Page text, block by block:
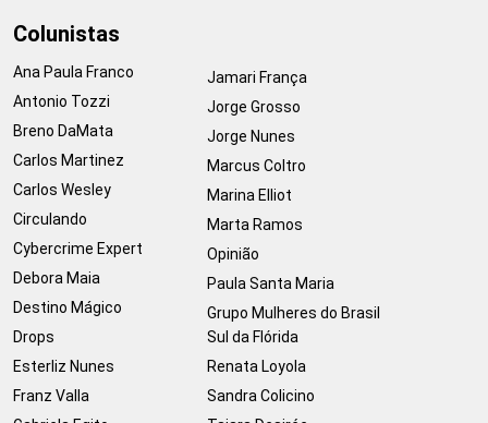
Colunistas
Ana Paula Franco
Antonio Tozzi
Breno DaMata
Carlos Martinez
Carlos Wesley
Circulando
Cybercrime Expert
Debora Maia
Destino Mágico
Drops
Esterliz Nunes
Franz Valla
Jamari França
Jorge Grosso
Jorge Nunes
Marcus Coltro
Marina Elliot
Marta Ramos
Opinião
Paula Santa Maria
Grupo Mulheres do Brasil
Sul da Flórida
Renata Loyola
Sandra Colicino